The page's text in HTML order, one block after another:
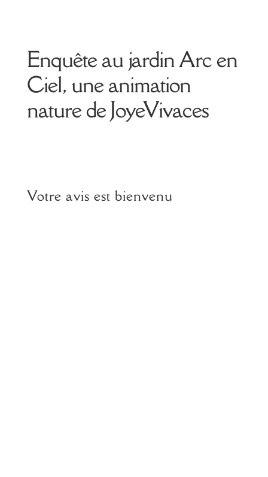
Enquête au jardin Arc en
Ciel, une animation
nature de JoyeVivaces
Votre avis est bienvenu